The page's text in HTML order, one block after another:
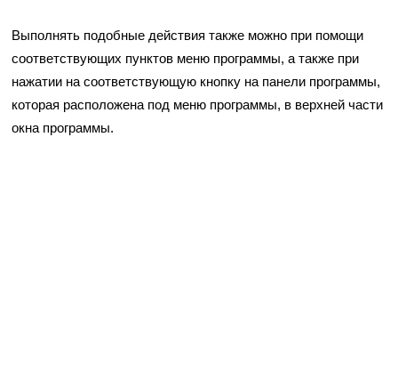
Выполнять подобные действия также можно при помощи
соответствующих пунктов меню программы, а также при
нажатии на соответствующую кнопку на панели программы,
которая расположена под меню программы, в верхней части
окна программы.